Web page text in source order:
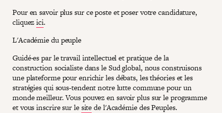
Pour en savoir plus sur ce poste et poser votre candidature,
cliquezici.
L'Académie du peuple
Guidé·es par le travail intellectuel et pratique de la
construction socialiste dans le Sud global, nous construisons
une plateforme pour enrichir les débats, les théories et les
stratégies qui sous-tendent notre lutte commune pour un
monde meilleur. Vous pouvez en savoir plus sur le programme
et vous inscrire sur lesitede l'Académie des Peuples.